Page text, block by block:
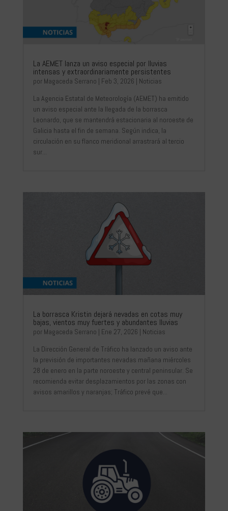
La AEMET lanza un aviso especial por lluvias
intensas y extraordinariamente persistentes
por Magaceda Serrano | Feb 3, 2026 | Noticias
La Agencia Estatal de Meteorología (AEMET) ha emitido
un aviso especial ante la llegada de la borrasca
Leonardo, que se mantendrá estacionaria al noroeste de
Galicia hasta el fin de semana. Según indica, la
circulación en su flanco meridional arrastrará al tercio
sur...
La borrasca Kristin dejará nevadas en cotas muy
bajas, vientos muy fuertes y abundantes lluvias
por Magaceda Serrano | Ene 27, 2026 | Noticias
La Dirección General de Tráfico ha lanzado un aviso ante
la previsión de importantes nevadas mañana miércoles
28 de enero en la parte noroeste y central peninsular. Se
recomienda evitar desplazamientos por las zonas con
avisos amarillos y naranjas; Tráfico prevé que...